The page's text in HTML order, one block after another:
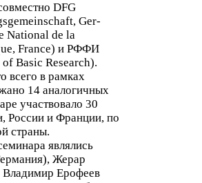
DFG
Ger­
National de la
France) и РФФИ
Basic Research).
всего в рамках
14 аналогичных
участвовало 30
России и Франции, по
страны.
являлись
Жерар
Ерофеев